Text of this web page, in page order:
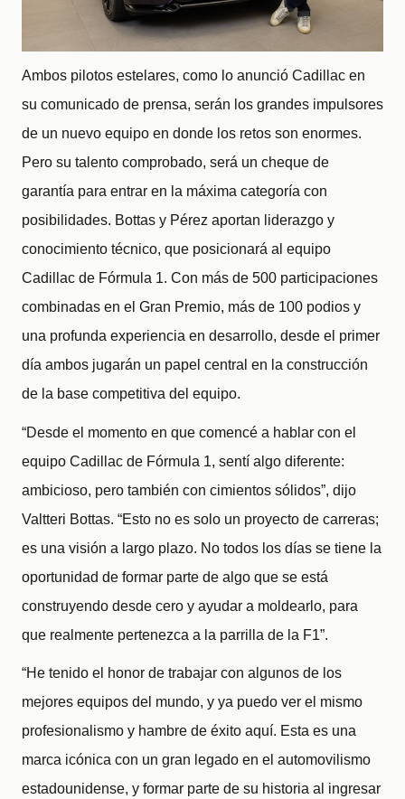
Ambos pilotos estelares, como lo anunció Cadillac en
su comunicado de prensa, serán los grandes impulsores
de un nuevo equipo en donde los retos son enormes.
Pero su talento comprobado, será un cheque de
garantía para entrar en la máxima categoría con
posibilidades. Bottas y Pérez aportan liderazgo y
conocimiento técnico, que posicionará al equipo
Cadillac de Fórmula 1. Con más de 500 participaciones
combinadas en el Gran Premio, más de 100 podios y
una profunda experiencia en desarrollo, desde el primer
día ambos jugarán un papel central en la construcción
de la base competitiva del equipo.
“Desde el momento en que comencé a hablar con el
equipo Cadillac de Fórmula 1, sentí algo diferente:
ambicioso, pero también con cimientos sólidos”, dijo
Valtteri Bottas. “Esto no es solo un proyecto de carreras;
es una visión a largo plazo. No todos los días se tiene la
oportunidad de formar parte de algo que se está
construyendo desde cero y ayudar a moldearlo, para
que realmente pertenezca a la parrilla de la F1”.
“He tenido el honor de trabajar con algunos de los
mejores equipos del mundo, y ya puedo ver el mismo
profesionalismo y hambre de éxito aquí. Esta es una
marca icónica con un gran legado en el automovilismo
estadounidense, y formar parte de su historia al ingresar